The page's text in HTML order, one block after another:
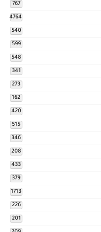
767
4764
540
599
548
341
273
162
420
515
346
208
433
379
1713
226
201